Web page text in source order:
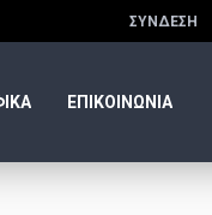
ΣΎΝΔΕΣΗ
ΕΠΙΚΟΙΝΩΝΙΑ